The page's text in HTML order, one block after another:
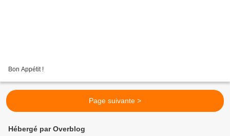
Bon Appétit !
Page suivante >
Hébergé par Overblog